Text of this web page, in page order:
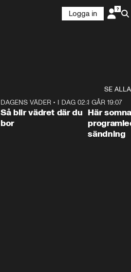
Logga in
SE ALLA
1:06
DAGENS VÄDER • I DAG 02:30
Så blir vädret där du
bor
I GÅR 19:07
Här
sändning